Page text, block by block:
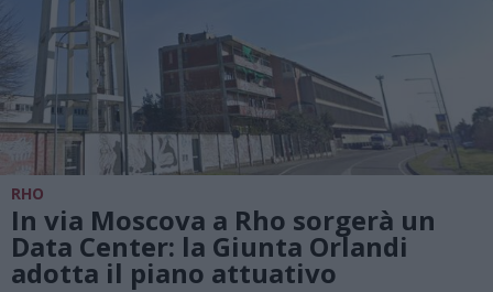
RHO
In via Moscova a Rho sorgerà un
Data Center: la Giunta Orlandi
adotta il piano attuativo